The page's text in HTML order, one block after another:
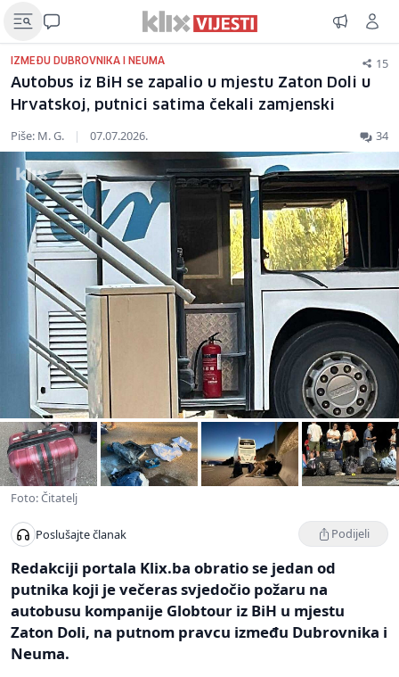
IZMEĐU DUBROVNIKA I NEUMA 15
Autobus iz BiH se zapalio u mjestu Zaton Doli u
Hrvatskoj, putnici satima čekali zamjenski
Piše: M. G. | 07.07.2026. 34
Foto: Čitatelj
Poslušajte članak Podijeli
Redakciji portala Klix.ba obratio se jedan od
putnika koji je večeras svjedočio požaru na
autobusu kompanije Globtour iz BiH u mjestu
Zaton Doli, na putnom pravcu između Dubrovnika i
Neuma.